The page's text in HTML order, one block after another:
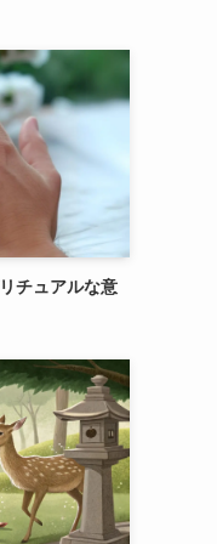
チュアルな意